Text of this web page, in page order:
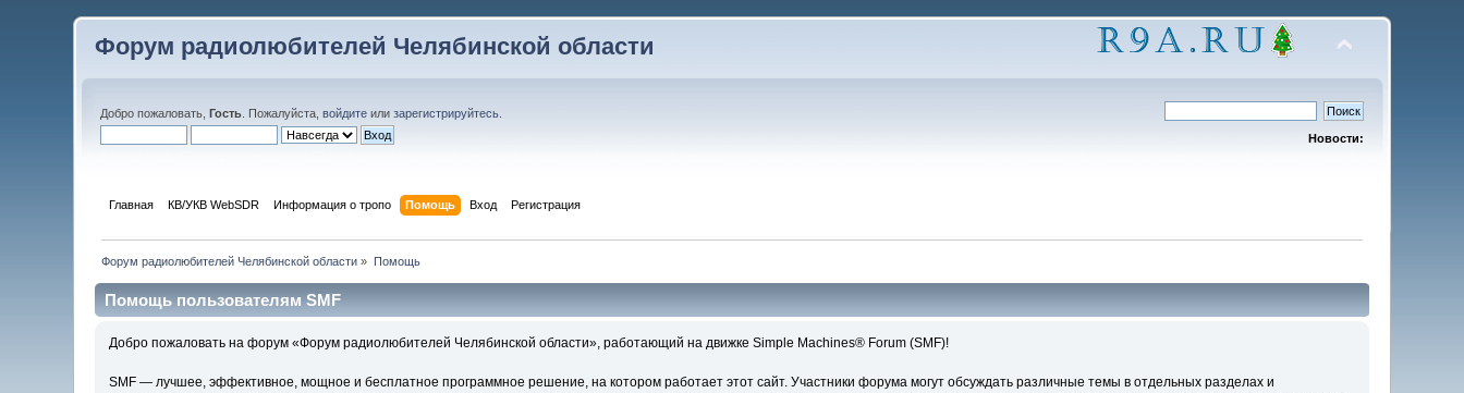
Форум радиолюбителей Челябинской области
Добро пожаловать,Гость . Пожалуйста,войдите илизарегистрируйтесь
Новости:
Главная КВ/УКВ WebSDR Информация о тропо Помощь Вход Регистрация
Форум радиолюбителей Челябинской области » Помощь
Помощь пользователям SMF
Добро пожаловать на форум «Форум радиолюбителей Челябинской области», работающий на движке Simple Machines® Forum (SMF)!
SMF — лучшее, эффективное, мощное и бесплатное программное решение, на котором работает этот сайт. Участники форума могут обсуждать различные темы в отдельных разделах и